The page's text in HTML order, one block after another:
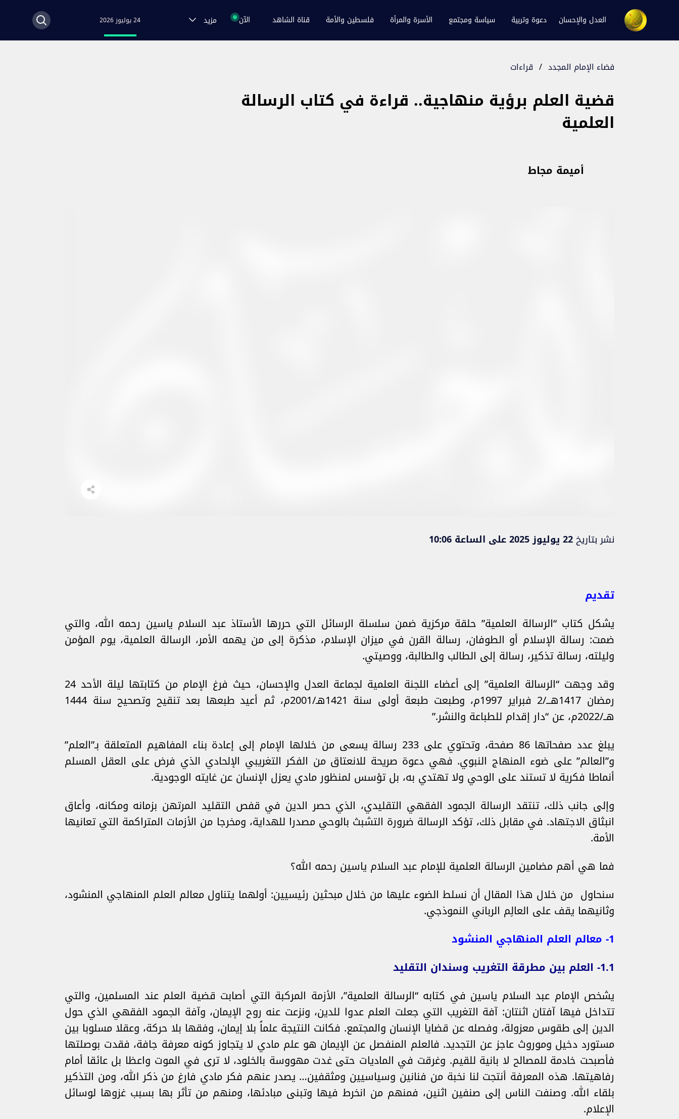
العدل والإحسان دعوة وتربية سياسة ومجتمع الأسرة والمرأة فلسطين والأمة قناة الشاهد الآن مزيد 24 يوليوز 2026
فضاء الإمام المجدد / قراءات
قضية العلم برؤية منهاجية.. قراءة في كتاب الرسالة
العلمية
أميمة مجاط
نشر بتاريخ22 يوليوز 2025 على الساعة 10:06
تقديم
يشكل كتاب “الرسالة العلمية” حلقة مركزية ضمن سلسلة الرسائل التي حررها الأستاذ عبد السلام ياسين رحمه الله، والتي
ضمت: رسالة الإسلام أو الطوفان، رسالة القرن في ميزان الإسلام، مذكرة إلى من يهمه الأمر، الرسالة العلمية، يوم المؤمن
وليلته، رسالة تذكير، رسالة إلى الطالب والطالبة، ووصيتي.
وقد وجهت “الرسالة العلمية” إلى أعضاء اللجنة العلمية لجماعة العدل والإحسان، حيث فرغ الإمام من كتابتها ليلة الأحد 24
رمضان 1417هـــ/2 فبراير 1997م، وطبعت طبعة أولى سنة 1421هـ/2001م، ثم أعيد طبعها بعد تنقيح وتصحيح سنة 1444
هــ/2022م، عن “دار إقدام للطباعة والنشر.”
يبلغ عدد صفحاتها 86 صفحة، وتحتوي على 233 رسالة يسعى من خلالها الإمام إلى إعادة بناء المفاهيم المتعلقة بـ”العلم”
و”العالم” على ضوء المنهاج النبوي. فهي دعوة صريحة للانعتاق من الفكر التغريبي الإلحادي الذي فرض على العقل المسلم
أنماطا فكرية لا تستند على الوحي ولا تهتدي به، بل تؤسس لمنظور مادي يعزل الإنسان عن غايته الوجودية.
وإلى جانب ذلك، تنتقد الرسالة الجمود الفقهي التقليدي، الذي حصر الدين في قفص التقليد المرتهن بزمانه ومكانه، وأعاق
انبثاق الاجتهاد. في مقابل ذلك، تؤكد الرسالة ضرورة التشبث بالوحي مصدرا للهداية، ومخرجا من الأزمات المتراكمة التي تعانيها
الأمة.
فما هي أهم مضامين الرسالة العلمية للإمام عبد السلام ياسين رحمه الله؟
سنحاول من خلال هذا المقال أن نسلط الضوء عليها من خلال مبحثين رئيسيين: أولهما يتناول معالم العلم المنهاجي المنشود،
وثانيهما يقف على العالِم الرباني النموذجي.
1- معالم العلم المنهاجي المنشود
1.1- العلم بين مطرقة التغريب وسندان التقليد
يشخص الإمام عبد السلام ياسين في كتابه “الرسالة العلمية”، الأزمة المركبة التي أصابت قضية العلم عند المسلمين، والتي
تتداخل فيها آفتان اثنتان: آفة التغريب التي جعلت العلم عدوا للدين، ونزعت عنه روح الإيمان، وآفة الجمود الفقهي الذي حول
الدين إلى طقوس معزولة، وفصله عن قضايا الإنسان والمجتمع. فكانت النتيجة علماً بلا إيمان، وفقها بلا حركة، وعقلا مسلوبا بين
مستورد دخيل وموروث عاجز عن التجديد. فالعلم المنفصل عن الإيمان هو علم مادي لا يتجاوز كونه معرفة جافة، فقدت بوصلتها
فأصبحت خادمة للمصالح لا بانية للقيم. وغرقت في الماديات حتى غدت مهووسة بالخلود، لا ترى في الموت واعظا بل عائقا أمام
رفاهيتها. هذه المعرفة أنتجت لنا نخبة من فنانين وسياسيين ومثقفين… يصدر عنهم فكر مادي فارغ من ذكر الله، ومن التذكير
بلقاء الله. وصنفت الناس إلى صنفين اثنين، فمنهم من انخرط فيها وتبنى مبادئها، ومنهم من تأثر بها بسبب غزوها لوسائل
الإعلام.